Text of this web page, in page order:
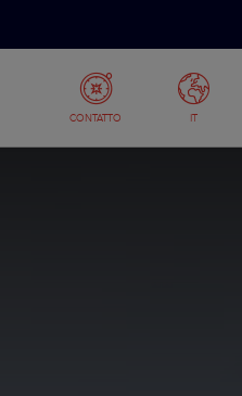
CONTATTO IT